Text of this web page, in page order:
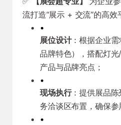
流打造“展示 + 交流”的高
•
展位设计：根据企业
品牌特色），搭配灯
产品与品牌亮点；
•
现场执行：提供展品
务洽谈区布置，确保参
•